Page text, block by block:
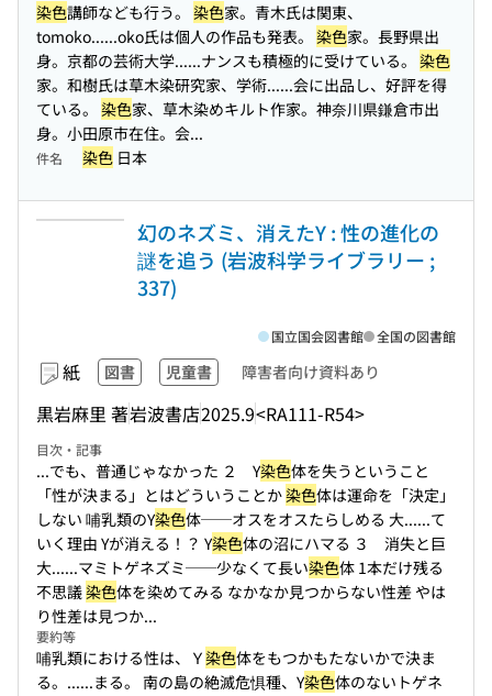
染色講師なども行う。 染色家。青木氏は関東、
tomoko......oko氏は個人の作品も発表。 染色家。長野県出
身。京都の芸術大学......ナンスも積極的に受けている。 染色
家。和樹氏は草木染研究家、学術......会に出品し、好評を得
ている。 染色家、草木染めキルト作家。神奈川県鎌倉市出
身。小田原市在住。会...
件名 染色 日本
幻のネズミ、消えたY : 性の進化の
謎を追う (岩波科学ライブラリー ;
337)
紙 図書 児童書 障害者向け資料あり
黒岩麻里 著岩波書店2025.9<RA111-R54>
国立国会図書館 全国の図書館
目次・記事
...でも、普通じゃなかった ２ Y染色体を失うということ
「性が決まる」とはどういうことか染色体は運命を「決定」
しない 哺乳類のY染色体──オスをオスたらしめる 大......て
いく理由 Yが消える！？ Y染色体の沼にハマる ３ 消失と巨
大......マミトゲネズミ──少なくて長い染色体 1本だけ残る
不思議染色体を染めてみる なかなか見つからない性差 やは
り性差は見つか...
要約等
哺乳類における性は、Ｙ染色体をもつかもたないかで決ま
る。......まる。 南の島の絶滅危惧種、Y染色体のないトゲネ